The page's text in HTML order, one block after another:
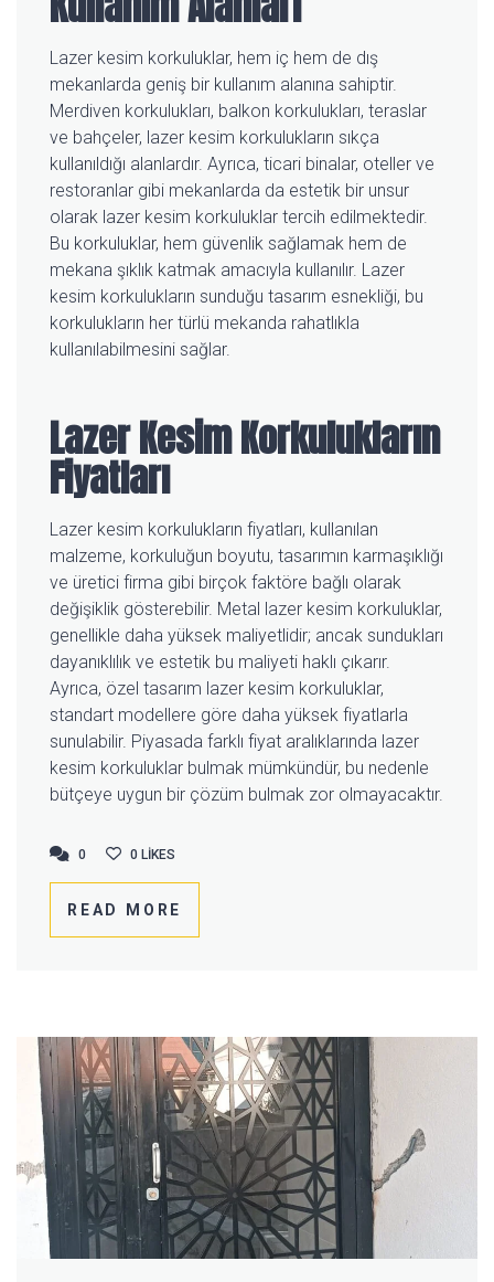
Lazer kesim korkuluklar, hem iç hem de dış
mekanlarda geniş bir kullanım alanına sahiptir.
Merdiven korkulukları, balkon korkulukları, teraslar
ve bahçeler, lazer kesim korkulukların sıkça
kullanıldığı alanlardır. Ayrıca, ticari binalar, oteller ve
restoranlar gibi mekanlarda da estetik bir unsur
olarak lazer kesim korkuluklar tercih edilmektedir.
Bu korkuluklar, hem güvenlik sağlamak hem de
mekana şıklık katmak amacıyla kullanılır. Lazer
kesim korkulukların sunduğu tasarım esnekliği, bu
korkulukların her türlü mekanda rahatlıkla
kullanılabilmesini sağlar.
Lazer Kesim Korkulukların
Fiyatları
Lazer kesim korkulukların fiyatları, kullanılan
malzeme, korkuluğun boyutu, tasarımın karmaşıklığı
ve üretici firma gibi birçok faktöre bağlı olarak
değişiklik gösterebilir. Metal lazer kesim korkuluklar,
genellikle daha yüksek maliyetlidir; ancak sundukları
dayanıklılık ve estetik bu maliyeti haklı çıkarır.
Ayrıca, özel tasarım lazer kesim korkuluklar,
standart modellere göre daha yüksek fiyatlarla
sunulabilir. Piyasada farklı fiyat aralıklarında lazer
kesim korkuluklar bulmak mümkündür, bu nedenle
bütçeye uygun bir çözüm bulmak zor olmayacaktır.
READ MORE
0
0 0 LIKES